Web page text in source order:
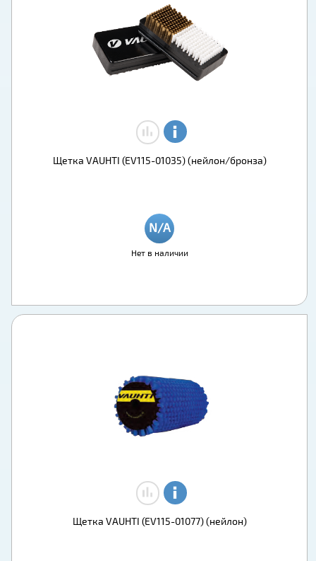
Щетка VAUHTI (EV115-01035) (нейлон/бронза)
Нет в наличии
Щетка VAUHTI (EV115-01077) (нейлон)